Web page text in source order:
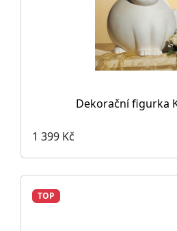
Dekorační figurka
1 399 Kč
TOP